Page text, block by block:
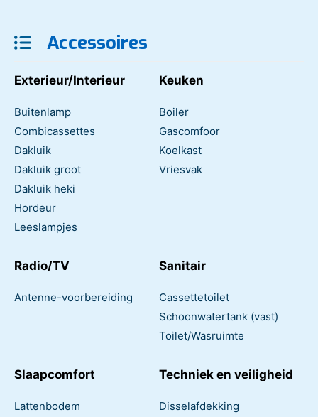
Accessoires
Exterieur/Interieur
Buitenlamp
Combicassettes
Dakluik
Dakluik groot
Dakluik heki
Hordeur
Leeslampjes
Keuken
Boiler
Gascomfoor
Koelkast
Vriesvak
Radio/TV
Antenne-voorbereiding
Sanitair
Cassettetoilet
Schoonwatertank (vast)
Toilet/Wasruimte
Slaapcomfort
Lattenbodem
Techniek en veiligheid
Disselafdekking